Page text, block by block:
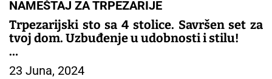
NAMEŠTAJ ZA TRPEZARIJE
Trpezarijski sto sa 4 stolice. Savršen set za
tvoj dom. Uzbuđenje u udobnosti i stilu!
– TRPEZARIJSKI NAMESTAJ
23 Juna, 2024